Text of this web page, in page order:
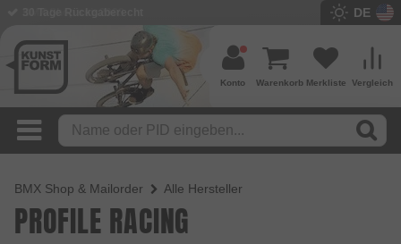
DE
Vergleich
Merkliste
Warenkorb
Konto
BMX Shop & Mailorder Alle Hersteller
PROFILE RACING